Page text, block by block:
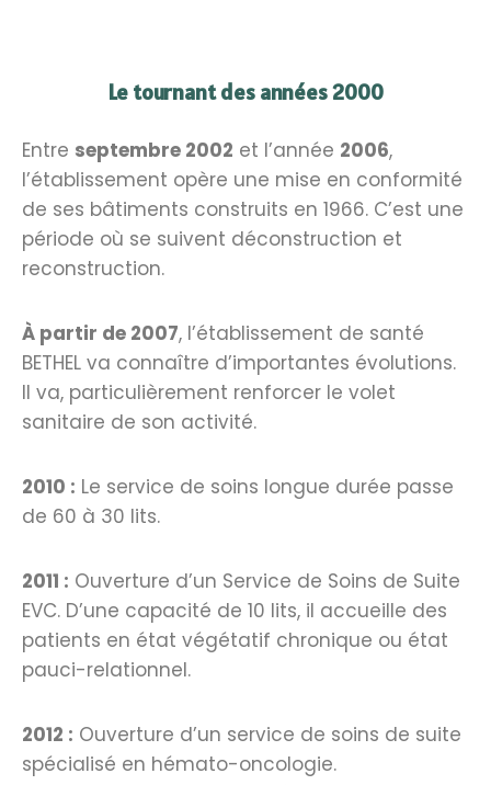
Le tournant des années 2000
Entre septembre 2002 et l’année 2006,
l’établissement opère une mise en conformité
de ses bâtiments construits en 1966. C’est une
période où se suivent déconstruction et
reconstruction.
À partir de 2007, l’établissement de santé
BETHEL va connaître d’importantes évolutions.
Il va, particulièrement renforcer le volet
sanitaire de son activité.
2010 : Le service de soins longue durée passe
de 60 à 30 lits.
2011 : Ouverture d’un Service de Soins de Suite
EVC. D’une capacité de 10 lits, il accueille des
patients en état végétatif chronique ou état
pauci-relationnel.
2012 : Ouverture d’un service de soins de suite
spécialisé en hémato-oncologie.